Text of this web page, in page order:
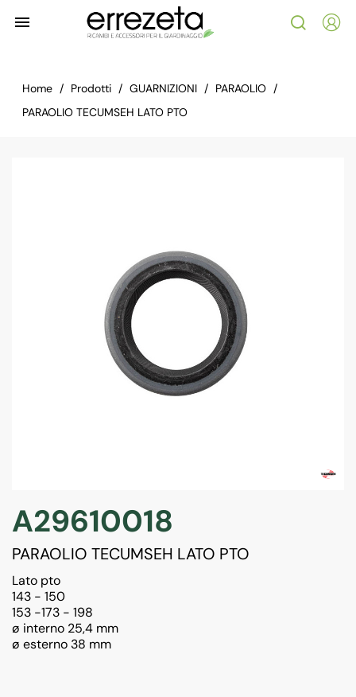

Home Prodotti GUARNIZIONI
PARAOLIO
PARAOLIO TECUMSEH LATO PTO
A29610018
PARAOLIO TECUMSEH LATO PTO
Lato pto
143 - 150
153 -173 - 198
ø interno 25,4 mm
ø esterno 38 mm